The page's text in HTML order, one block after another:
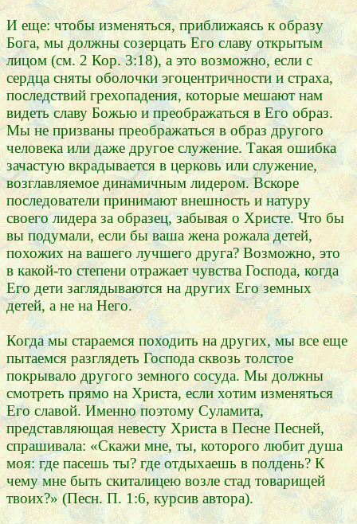
И еще: чтобы изменяться, приближаясь к образу
Бога, мы должны созерцать Его славу открытым
лицом (см. 2 Кор. 3:18), а это возможно, если с
сердца сняты оболочки эгоцентричности и страха,
последствий грехопадения, которые мешают нам
видеть славу Божью и преображаться в Его образ.
Мы не призваны преображаться в образ другого
человека или даже другое служение. Такая ошибка
зачастую вкрадывается в церковь или служение,
возглавляемое динамичным лидером. Вскоре
последователи принимают внешность и натуру
своего лидера за образец, забывая о Христе. Что бы
вы подумали, если бы ваша жена рожала детей,
похожих на вашего лучшего друга? Возможно, это
в какой-то степени отражает чувства Господа, когда
Его дети заглядываются на других Его земных
детей, а не на Него.
Когда мы стараемся походить на других, мы все еще
пытаемся разглядеть Господа сквозь толстое
покрывало другого земного сосуда. Мы должны
смотреть прямо на Христа, если хотим изменяться
Его славой. Именно поэтому Суламита,
представляющая невесту Христа в Песне Песней,
спрашивала: «Скажи мне, ты, которого любит душа
моя: где пасешь ты? где отдыхаешь в полдень? К
чему мне быть скиталицею возле стад товарищей
твоих?» (Песн. П. 1:6, курсив автора).